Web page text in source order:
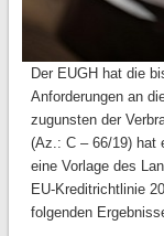
Der EUGH hat die
Anforderungen an
zugunsten der
(Az.: C – 66/19) hat
eine Vorlage des
EU-Kreditrichtlinie
folgenden